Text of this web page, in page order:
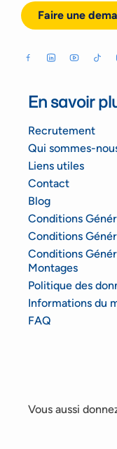
Faire une
En savoir
Recrutement
Qui sommes-
Liens utiles
Contact
Blog
Conditions
Conditions
Conditions
Montages
Politique des
Informations du
FAQ
Vous aussi